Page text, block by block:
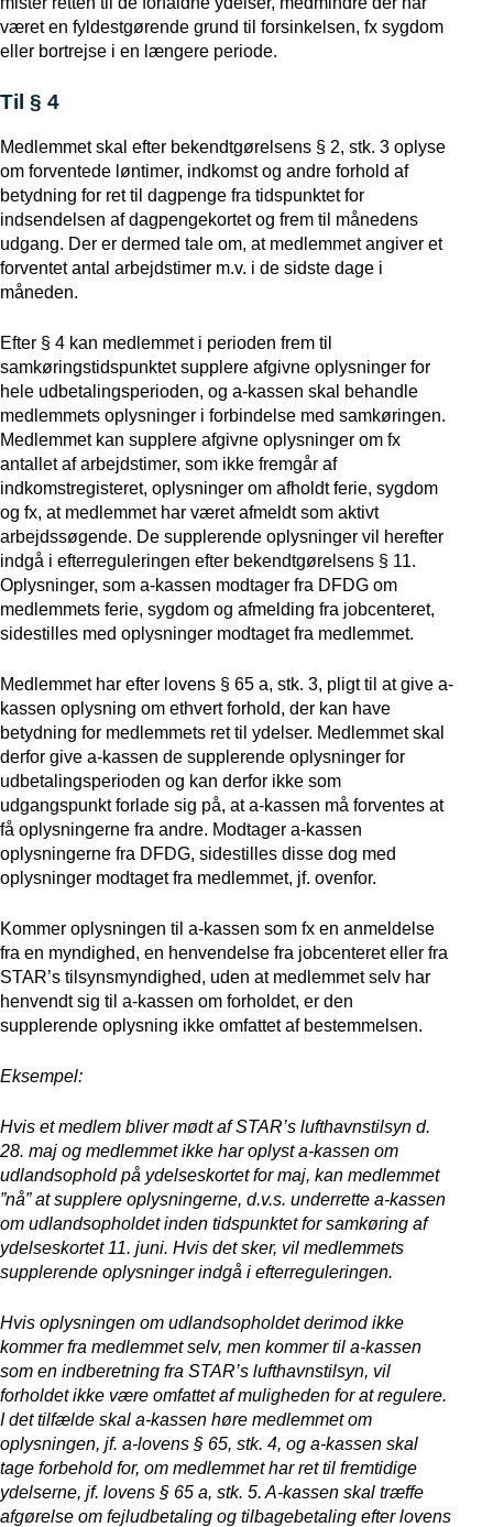
været en fyldestgørende grund til forsinkelsen, fx sygdom
eller bortrejse i en længere periode.
Til § 4
Medlemmet skal efter bekendtgørelsens § 2, stk. 3 oplyse
om forventede løntimer, indkomst og andre forhold af
betydning for ret til dagpenge fra tidspunktet for
indsendelsen af dagpengekortet og frem til månedens
udgang. Der er dermed tale om, at medlemmet angiver et
forventet antal arbejdstimer m.v. i de sidste dage i
måneden.
Efter § 4 kan medlemmet i perioden frem til
samkøringstidspunktet supplere afgivne oplysninger for
hele udbetalingsperioden, og a-kassen skal behandle
medlemmets oplysninger i forbindelse med samkøringen.
Medlemmet kan supplere afgivne oplysninger om fx
antallet af arbejdstimer, som ikke fremgår af
indkomstregisteret, oplysninger om afholdt ferie, sygdom
og fx, at medlemmet har været afmeldt som aktivt
arbejdssøgende. De supplerende oplysninger vil herefter
indgå i efterreguleringen efter bekendtgørelsens § 11.
Oplysninger, som a-kassen modtager fra DFDG om
medlemmets ferie, sygdom og afmelding fra jobcenteret,
sidestilles med oplysninger modtaget fra medlemmet.
Medlemmet har efter lovens § 65 a, stk. 3, pligt til at give a-
kassen oplysning om ethvert forhold, der kan have
betydning for medlemmets ret til ydelser. Medlemmet skal
derfor give a-kassen de supplerende oplysninger for
udbetalingsperioden og kan derfor ikke som
udgangspunkt forlade sig på, at a-kassen må forventes at
få oplysningerne fra andre. Modtager a-kassen
oplysningerne fra DFDG, sidestilles disse dog med
oplysninger modtaget fra medlemmet, jf. ovenfor.
Kommer oplysningen til a-kassen som fx en anmeldelse
fra en myndighed, en henvendelse fra jobcenteret eller fra
STAR’s tilsynsmyndighed, uden at medlemmet selv har
henvendt sig til a-kassen om forholdet, er den
supplerende oplysning ikke omfattet af bestemmelsen.
Eksempel:
Hvis et medlem bliver mødt af STAR’s lufthavnstilsyn d.
28. maj og medlemmet ikke har oplyst a-kassen om
udlandsophold på ydelseskortet for maj, kan medlemmet
”nå” at supplere oplysningerne, d.v.s. underrette a-kassen
om udlandsopholdet inden tidspunktet for samkøring af
ydelseskortet 11. juni. Hvis det sker, vil medlemmets
supplerende oplysninger indgå i efterreguleringen.
Hvis oplysningen om udlandsopholdet derimod ikke
kommer fra medlemmet selv, men kommer til a-kassen
som en indberetning fra STAR’s lufthavnstilsyn, vil
forholdet ikke være omfattet af muligheden for at regulere.
I det tilfælde skal a-kassen høre medlemmet om
oplysningen, jf. a-lovens § 65, stk. 4, og a-kassen skal
tage forbehold for, om medlemmet har ret til fremtidige
ydelserne, jf. lovens § 65 a, stk. 5. A-kassen skal træffe
afgørelse om fejludbetaling og tilbagebetaling efter lovens